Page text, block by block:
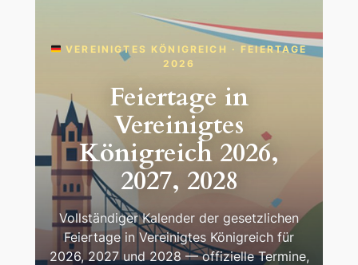
VEREINIGTES KÖNIGREICH · FEIERTAGE
2026
Feiertage in
Vereinigtes
Königreich 2026,
2027, 2028
Vollständiger Kalender der gesetzlichen
Feiertage in Vereinigtes Königreich für
2026, 2027 und 2028 — offizielle Termine,